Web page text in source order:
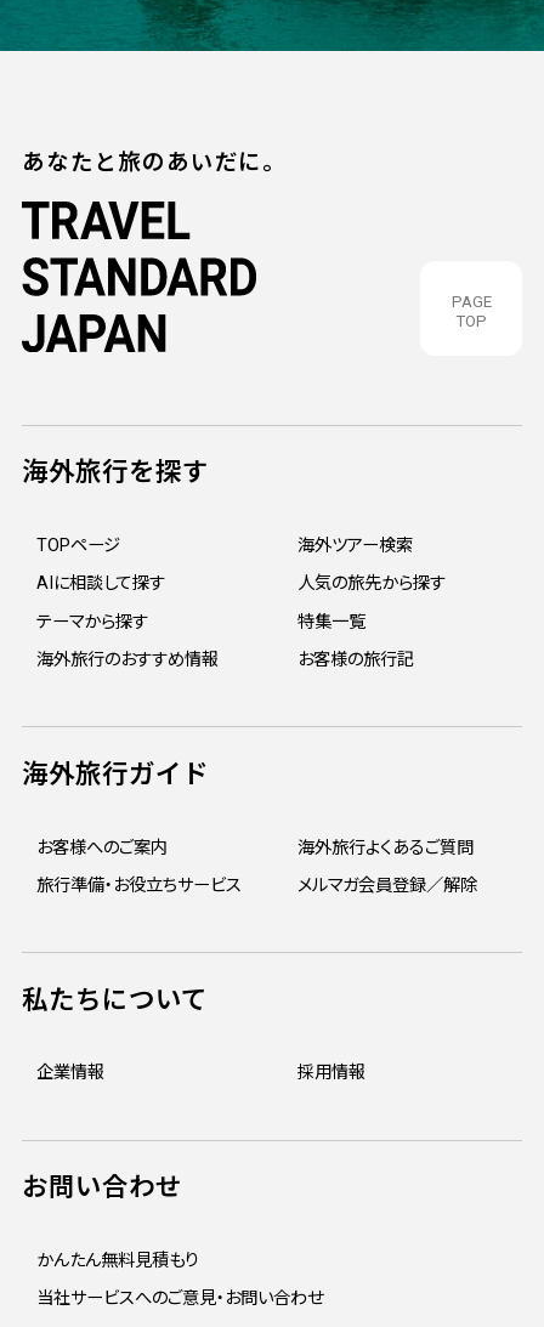
PAGE
TOP
あなたと旅のあいだに。
海外旅行を探す
TOPページ
海外ツアー検索
AIに相談して探す
人気の旅先から探す
テーマから探す
特集一覧
海外旅行のおすすめ情報
お客様の旅行記
海外旅行ガイド
お客様へのご案内
海外旅行よくあるご質問
旅行準備・お役立ちサービス
メルマガ会員登録／解除
私たちについて
企業情報 採用情報
お問い合わせ
かんたん無料見積もり
当社サービスへのご意見・お問い合わせ